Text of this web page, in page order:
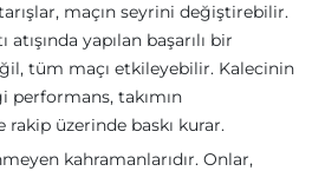
maçın seyrini değiştirebilir.
yapılan başarılı bir
tüm maçı etkileyebilir. Kalecinin
takımın
rakip üzerinde baskı kurar.
kahramanlarıdır. Onlar,